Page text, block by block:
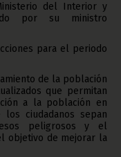
del Interior y
por su ministro
para el periodo
de la población
que permitan
a la población en
ciudadanos sepan
peligrosos y el
objetivo de mejorar la